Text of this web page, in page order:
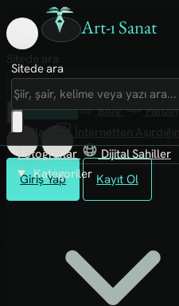
Art-ı Sanat
Giriş Yap Kayıt Ol
Sitede ara
Art-ı Sosyal
İmece
Kütüphane
Blog
Fanzin
Rafları
Fotoğraflar
Dijital Sahiller
Kategoriler